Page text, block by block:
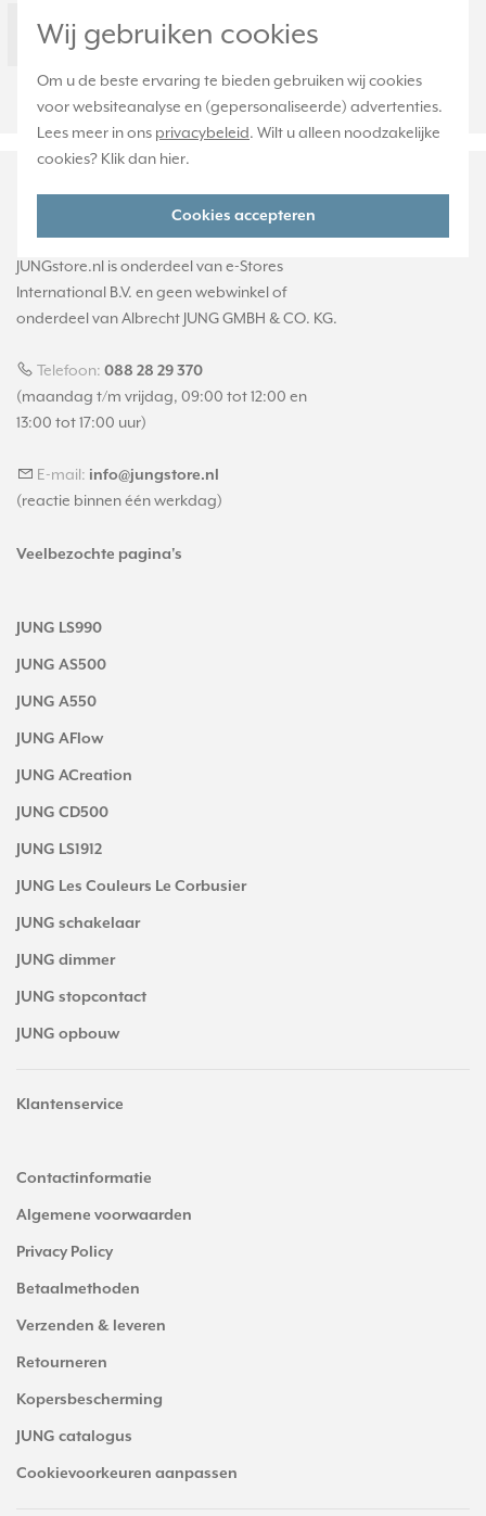
Wij gebruiken cookies
Om u de beste ervaring te bieden gebruiken wij cookies
voor websiteanalyse en (gepersonaliseerde) advertenties.
Lees meer in ons privacybeleid. Wilt u alleen noodzakelijke
cookies? Klik dan hier.
Cookies accepteren
Geschikt voor opbouwbak
inbouwschakelmateriaal
Ja
11WW
JUNGstore.nl is onderdeel van e-Stores
International B.V. en geen webwinkel of
onderdeel van Albrecht JUNG GMBH & CO. KG.
Telefoon: 088 28 29 370
(maandag t/m vrijdag, 09:00 tot 12:00 en
13:00 tot 17:00 uur)
E-mail: info@jungstore.nl
(reactie binnen één werkdag)
Veelbezochte pagina's
JUNG LS990
JUNG AS500
JUNG A550
JUNG AFlow
JUNG ACreation
JUNG CD500
JUNG LS1912
JUNG Les Couleurs Le Corbusier
JUNG schakelaar
JUNG dimmer
JUNG stopcontact
JUNG opbouw
Klantenservice
Contactinformatie
Algemene voorwaarden
Privacy Policy
Betaalmethoden
Verzenden & leveren
Retourneren
Kopersbescherming
JUNG catalogus
Cookievoorkeuren aanpassen